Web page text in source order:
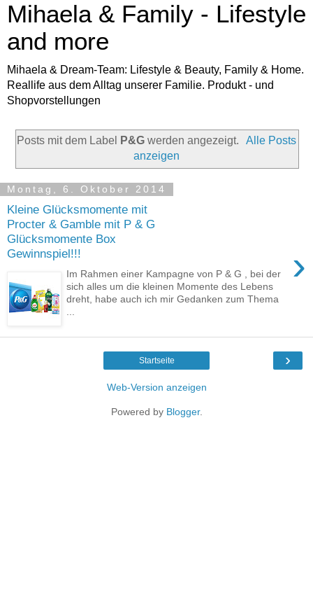
Mihaela & Family - Lifestyle
and more
Mihaela & Dream-Team: Lifestyle & Beauty, Family & Home.
Reallife aus dem Alltag unserer Familie. Produkt - und
Shopvorstellungen
Posts mit dem Label P&Gwerden angezeigt.
Alle Posts
anzeigen
Montag, 6. Oktober 2014
Kleine Glücksmomente mit
Procter & Gamble mit P & G
Glücksmomente Box
Gewinnspiel!!!
›
Im Rahmen einer Kampagne von P & G , bei der
sich alles um die kleinen Momente des Lebens
dreht, habe auch ich mir Gedanken zum Thema
›
Startseite
Web-Version anzeigen
Powered by Blogger.